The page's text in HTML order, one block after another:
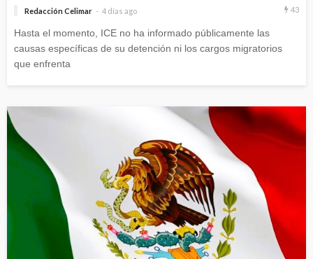
Redacción Celimar 4 días ago 43
Hasta el momento, ICE no ha informado públicamente las
causas específicas de su detención ni los cargos migratorios
que enfrenta